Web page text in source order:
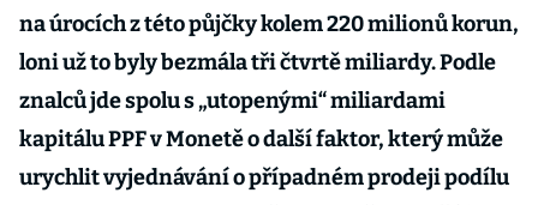
na úrocích z této půjčky kolem 220 milionů korun,
loni už to byly bezmála tři čtvrtě miliardy. Podle
znalců jde spolu s „utopenými“ miliardami
kapitálu PPF v Monetě o další faktor, který může
urychlit vyjednávání o případném prodeji podílu